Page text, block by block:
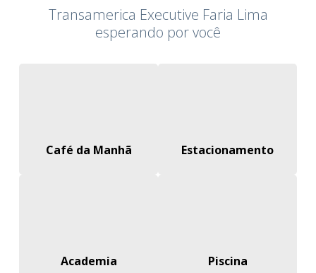
Transamerica Executive Faria Lima
esperando por você
Café da Manhã Estacionamento
Academia Piscina